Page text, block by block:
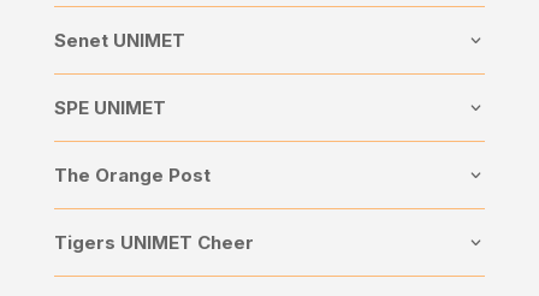
Senet UNIMET
SPE UNIMET
The Orange Post
Tigers UNIMET Cheer